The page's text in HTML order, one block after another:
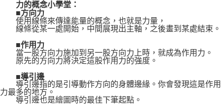
力的概念小學堂：
■方向力
使用線條來傳達能量的概念，也就是力量，
線條從某一處開始，中間展現出主軸，之後畫到某處結束。
■作用力
當一股方向力施加到另一股方向力上時，就成為作用力。
原先的方向力將決定這股作用力的強度。
■導引邊
導引邊指的是引導動作方向的身體邊緣。你會發現這是作用
力最多的地方。
導引邊也是繪圖時的最佳下筆起點。